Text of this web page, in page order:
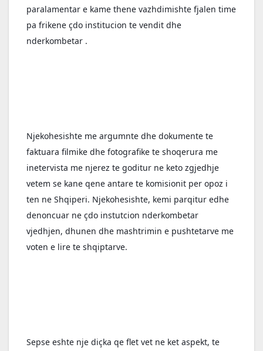
paralamentar e kame thene vazhdimishte fjalen time
pa frikene çdo institucion te vendit dhe
nderkombetar .
Njekohesishte me argumnte dhe dokumente te
faktuara filmike dhe fotografike te shoqerura me
inetervista me njerez te goditur ne keto zgjedhje
vetem se kane qene antare te komisionit per opoz i
ten ne Shqiperi. Njekohesishte, kemi parqitur edhe
denoncuar ne çdo instutcion nderkombetar
vjedhjen, dhunen dhe mashtrimin e pushtetarve me
voten e lire te shqiptarve.
Sepse eshte nje diçka qe flet vet ne ket aspekt, te